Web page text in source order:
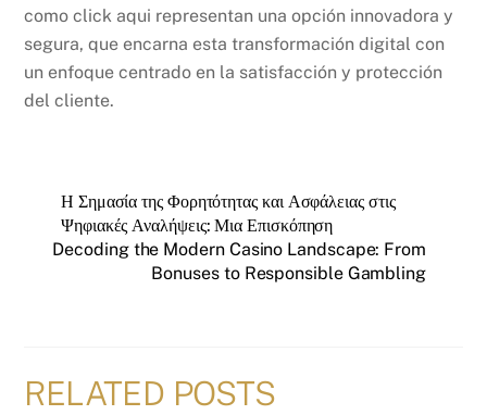
como click aqui representan una opción innovadora y
segura, que encarna esta transformación digital con
un enfoque centrado en la satisfacción y protección
del cliente.
Η Σημασία της Φορητότητας και Ασφάλειας στις
Ψηφιακές Αναλήψεις: Μια Επισκόπηση
Decoding the Modern Casino Landscape: From
Bonuses to Responsible Gambling
RELATED POSTS